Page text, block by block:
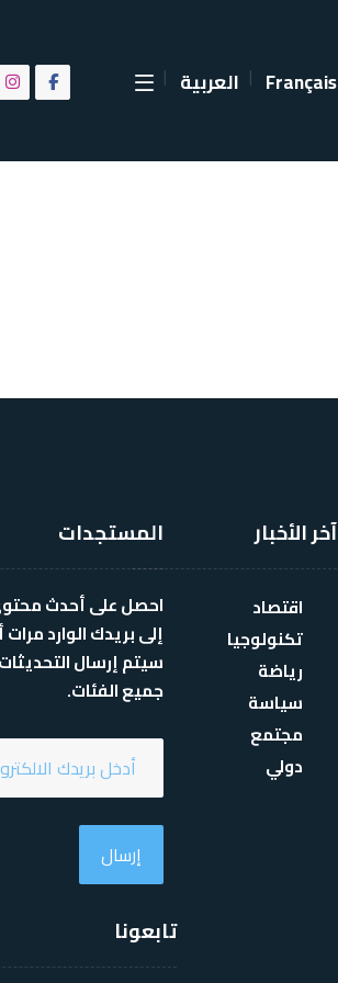
Français العربية
آخر الأخبار
اقتصاد
تكنولوجيا
رياضة
سياسة
مجتمع
دولي
المستجدات
احصل على أحدث
إلى بريدك الوارد
سيتم إرسال التحديثات
جميع الفئات.
إرسال
تابعونا